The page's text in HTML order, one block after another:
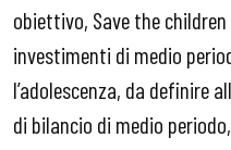
obiettivo, Save the
investimenti di medio
l’adolescenza, da definire
di bilancio di medio